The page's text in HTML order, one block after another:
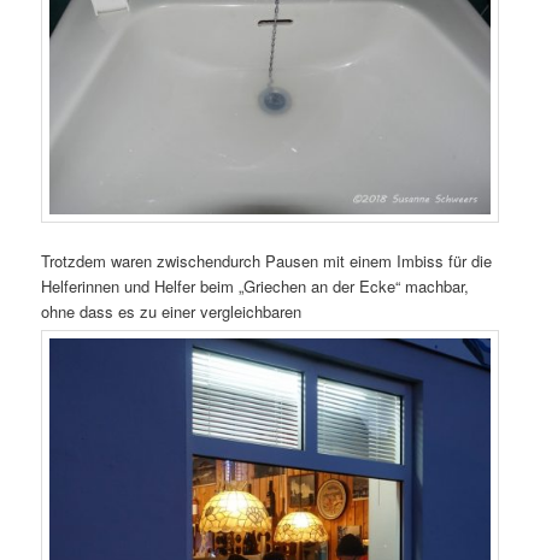
Trotzdem waren zwischendurch Pausen mit einem Imbiss für die
Helferinnen und Helfer beim „Griechen an der Ecke“ machbar,
ohne dass es zu einer vergleichbaren